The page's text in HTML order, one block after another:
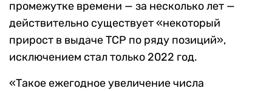
промежутке времени — за несколько лет —
действительно существует «некоторый
прирост в выдаче ТСР по ряду позиций»,
исключением стал только 2022 год.
«Такое ежегодное увеличение числа